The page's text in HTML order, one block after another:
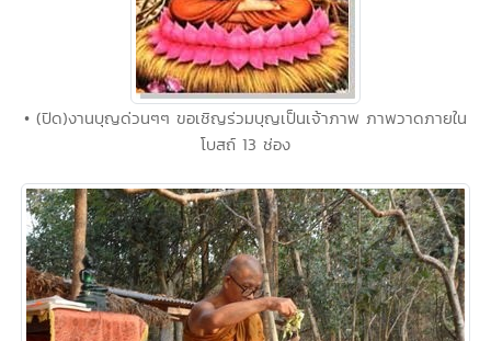
• (ปิด)งานบุญด่วนๆๆ ขอเชิญร่วมบุญเป็นเจ้าภาพ ภาพวาดภายใน
โบสถ์ 13 ช่อง